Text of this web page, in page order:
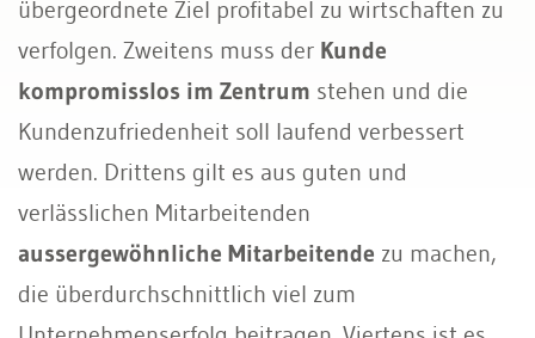
übergeordnete Ziel profitabel zu wirtschaften zu
verfolgen. Zweitens muss der Kunde
kompromisslos im Zentrum stehen und die
Kundenzufriedenheit soll laufend verbessert
werden. Drittens gilt es aus guten und
verlässlichen Mitarbeitenden
aussergewöhnliche Mitarbeitende zu machen,
die überdurchschnittlich viel zum